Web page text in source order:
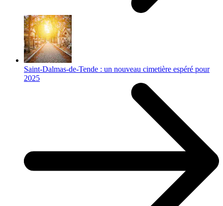
Saint-Dalmas-de-Tende : un nouveau cimetière espéré pour
2025